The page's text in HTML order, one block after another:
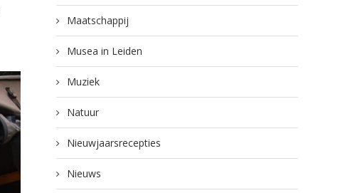
Maatschappij
Musea in Leiden
Muziek
Natuur
Nieuwjaarsrecepties
Nieuws